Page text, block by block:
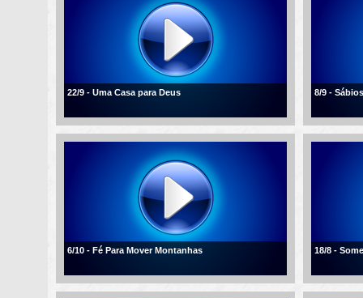
22/9 - Uma Casa para Deus 8/9 -
6/10 - Fé Para Mover Montanhas 18/8 -